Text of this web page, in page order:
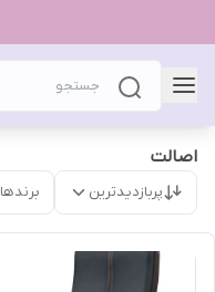
اصالت
پربازدیدترین برندها